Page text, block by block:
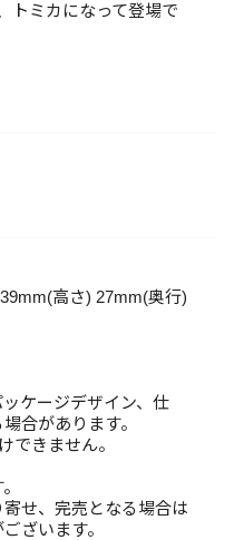
トミカになって登場で
高さ) 27mm(奥行)
ケージデザイン、仕
合があります。
できません。
せ、完売となる場合は
ざいます。